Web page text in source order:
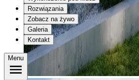
Rozwiązania
Zobacz na żywo
Galeria
Kontakt
Menu